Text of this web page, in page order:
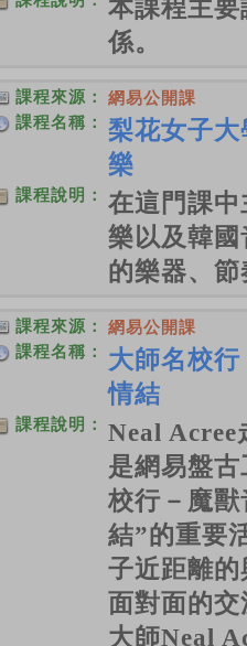
本課程主
係。
課程來源：
網易公開課
課程名稱：
梨花女子
樂
課程說明：
在這門課
樂以及韓
的樂器、
課程來源：
網易公開課
課程名稱：
大師名校
情結
課程說明：
Neal Acree
是網易盤
校行－魔
結”的重要
子近距離
面對面的
大師Neal